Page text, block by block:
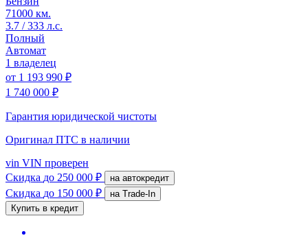
71000 км.
3.7 / 333 л.с.
Полный
Автомат
1 владелец
от 1 193 990 ₽
1 740 000 ₽
Гарантия юридической чистоты
Оригинал ПТС в наличии
vin VIN проверен
Скидка до 250 000 ₽ на автокредит
Скидка до 150 000 ₽
на Trade-In
Купить в кредит